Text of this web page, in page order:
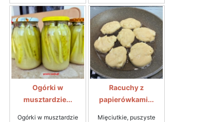
Ogórki w
musztardzie...
Ogórki w musztardzie
Racuchy z
papierówkami...
Mięciutkie, puszyste